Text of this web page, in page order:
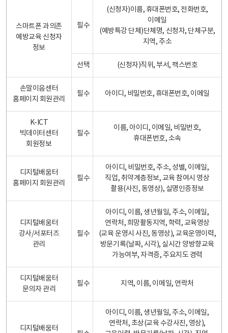
스마트폰 과의존
예방교육 신청자
정보
필수
(신청자)이름, 휴대폰번호, 전화번호,
이메일
(예방특강 단체)단체명, 신청자, 단체구분,
지역, 주소
선택 (신청자)직위, 부서, 팩스번호
손말이음센터
홈페이지 회원관리
필수 아이디, 비밀번호, 휴대폰번호, 이메일
K-ICT
빅데이터센터
회원정보
필수
이름, 아이디, 이메일, 비밀번호,
휴대폰번호, 소속
디지털배움터
홈페이지 회원관리
필수
아이디, 비밀번호, 주소, 성별, 이메일,
직업, 취약계층정보, 교육 참여시 영상
촬용(사진, 동영상), 실명인증정보
디지털배움터
강사/서포터즈
관리
필수
아이디, 이름, 생년월일, 주소, 이메일,
연락처, 희망활동지역, 학력, 교육영상
(교육 운영시 사진, 동영상), 교육운영이력,
방문기록(날짜, 시각), 실시간 양방향교육
가능여부, 자격증, 주요지도 경력
디지털배움터
문의자 관리
필수 지역, 이름, 이메일, 연락처
디지털배움터
아이디, 이름, 생년월일, 주소, 이메일,
연락처, 초상(교육 수강사진, 영상),